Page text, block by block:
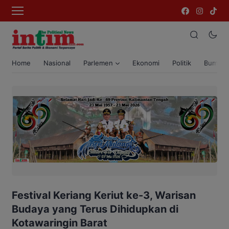
Home Nasional Parlemen Ekonomi Politik Bumi
Festival Keriang Keriut ke-3, Warisan
Budaya yang Terus Dihidupkan di
Kotawaringin Barat